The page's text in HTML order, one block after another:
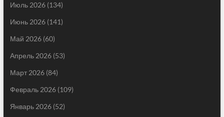
Июль 2026(134)
Июнь 2026(141)
Май 2026(60)
Апрель 2026(53)
Март 2026(84)
Февраль 2026(109)
Январь 2026(52)